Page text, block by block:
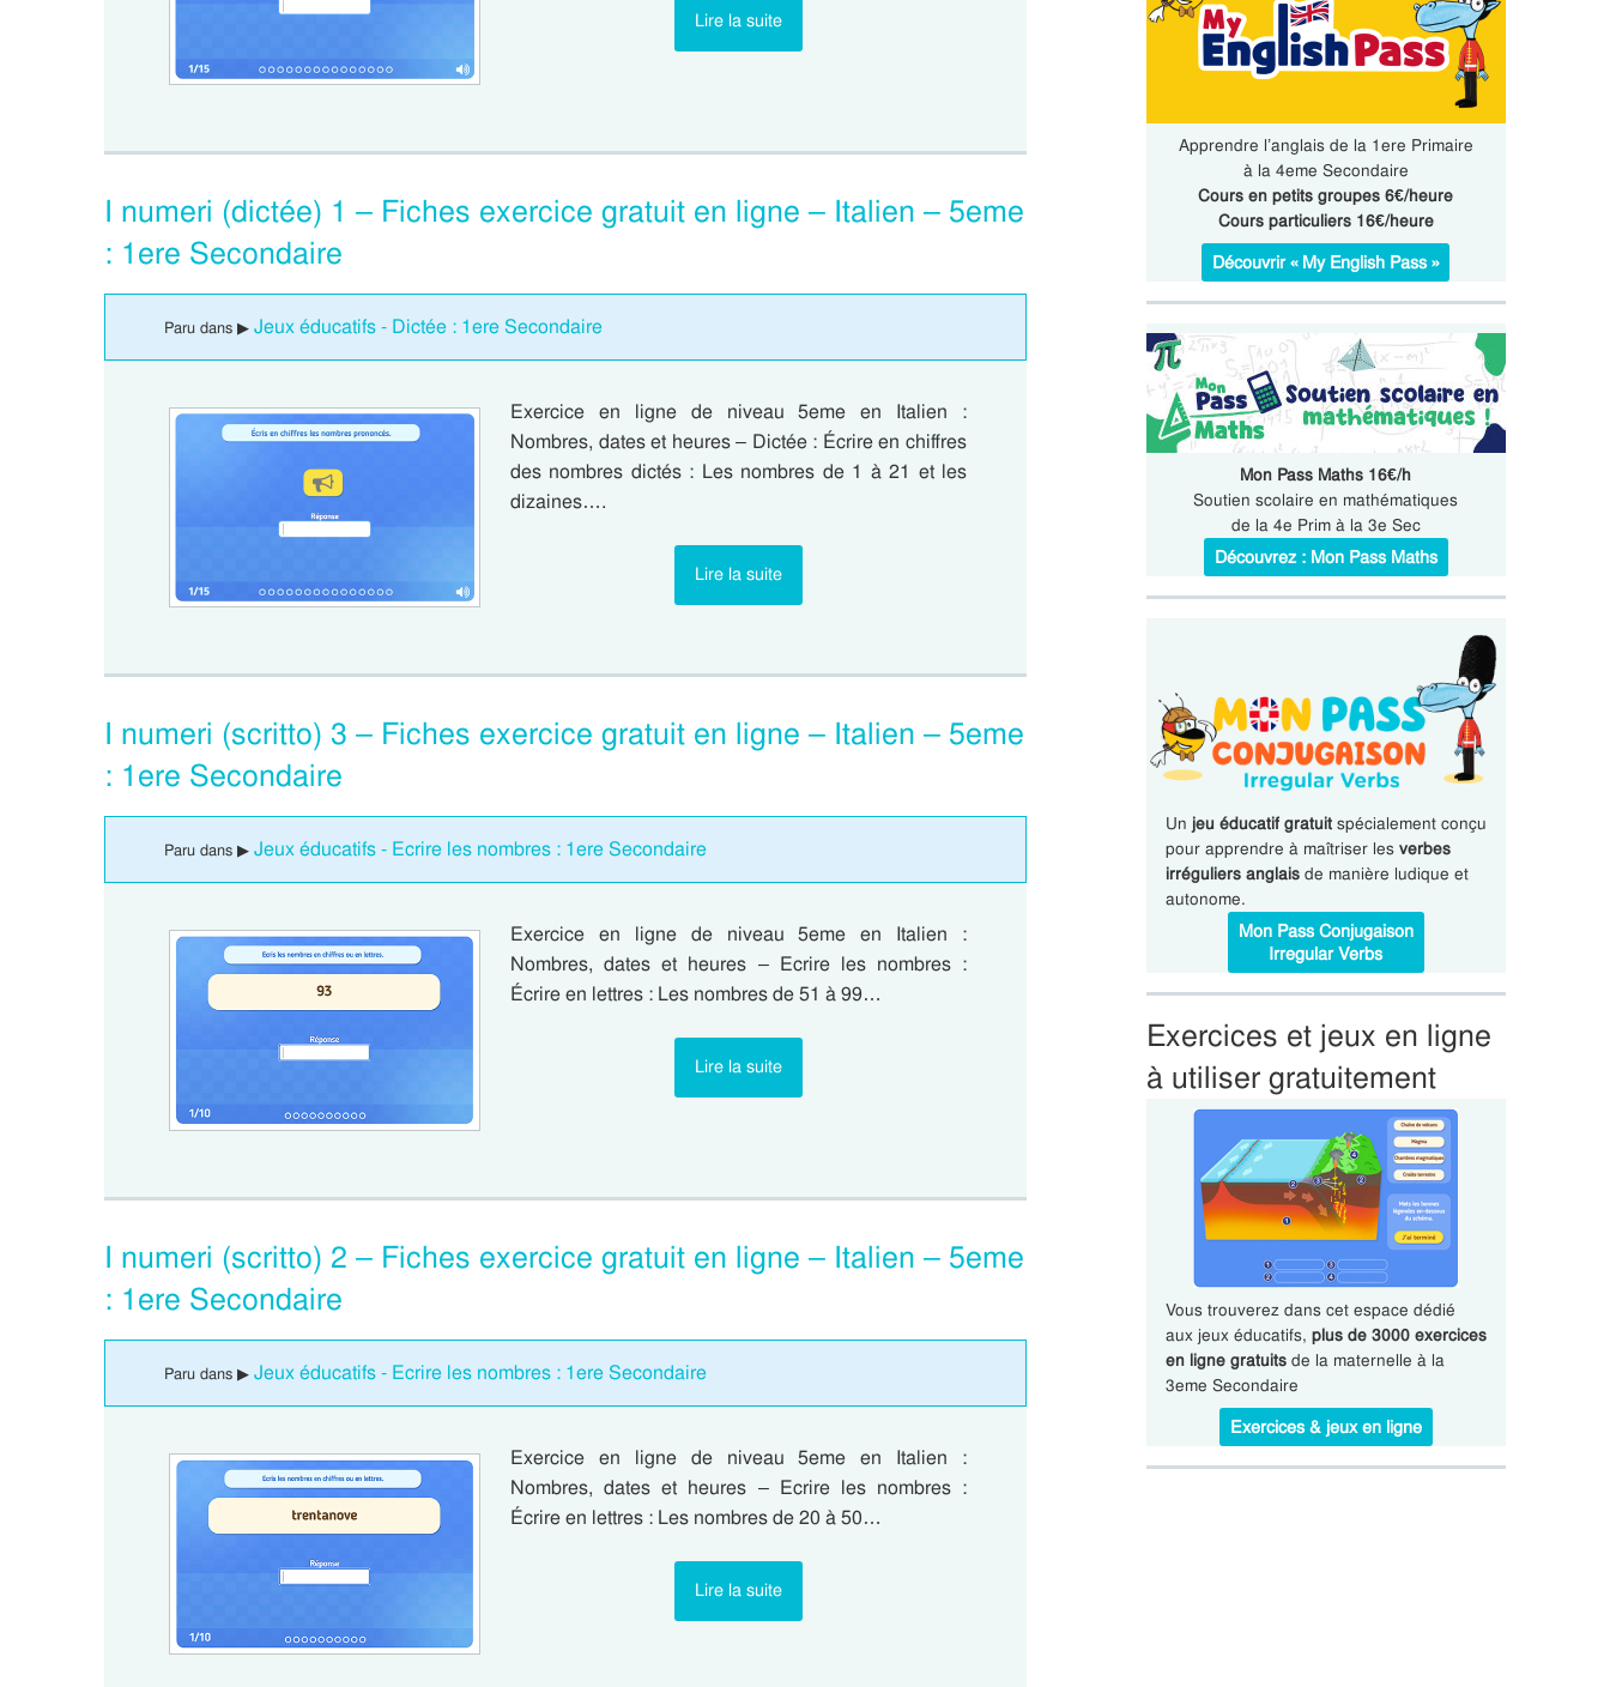
Lire la suite
I numeri (dictée) 1 – Fiches exercice gratuit en ligne – Italien – 5eme
: 1ere Secondaire
Paru dans ▶ Jeux éducatifs - Dictée : 1ere Secondaire
Exercice en ligne de niveau 5eme en Italien :
Nombres, dates et heures – Dictée : Écrire en chiffres
des nombres dictés : Les nombres de 1 à 21 et les
dizaines….
Lire la suite
I numeri (scritto) 3 – Fiches exercice gratuit en ligne – Italien – 5eme
: 1ere Secondaire
Paru dans ▶ Jeux éducatifs - Ecrire les nombres : 1ere Secondaire
Exercice en ligne de niveau 5eme en Italien :
Nombres, dates et heures – Ecrire les nombres :
Écrire en lettres : Les nombres de 51 à 99…
Lire la suite
I numeri (scritto) 2 – Fiches exercice gratuit en ligne – Italien – 5eme
: 1ere Secondaire
Paru dans ▶ Jeux éducatifs - Ecrire les nombres : 1ere Secondaire
Exercice en ligne de niveau 5eme en Italien :
Nombres, dates et heures – Ecrire les nombres :
Écrire en lettres : Les nombres de 20 à 50…
Lire la suite
Apprendre l’anglais de la 1ere Primaire
à la 4eme Secondaire
Cours en petits groupes 6€/heure
Cours particuliers 16€/heure
Découvrir « My English Pass »
Mon Pass Maths 16€/h
Soutien scolaire en mathématiques
de la 4e Prim à la 3e Sec
Découvrez : Mon Pass Maths
Un jeu éducatif gratuitspécialement conçu
pour apprendre à maîtriser les verbes
irréguliers anglaisde manière ludique et
autonome.
Mon Pass Conjugaison
Irregular Verbs
Exercices et jeux en ligne
à utiliser gratuitement
Vous trouverez dans cet espace dédié
aux jeux éducatifs, plus de 3000 exercices
en ligne gratuitsde la maternelle à la
3eme Secondaire
Exercices & jeux en ligne